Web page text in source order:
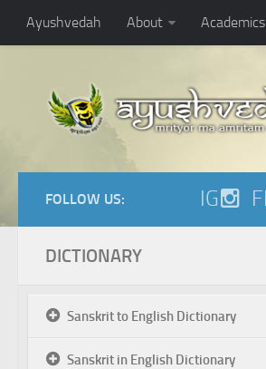
Ayushvedah About Academics
FOLLOW US: IG
DICTIONARY
Sanskrit to English Dictionary
Sanskrit in English Dictionary